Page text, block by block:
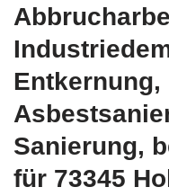
Entkernung,
Sanierung,
für 73345